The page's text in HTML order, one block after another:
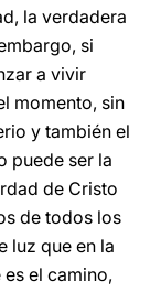
la verdadera
si
a vivir
momento, sin
y también el
puede ser la
de Cristo
de todos los
luz que en la
el camino,